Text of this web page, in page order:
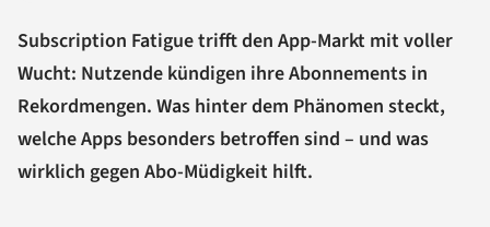
Subscription Fatigue trifft den App-Markt mit voller
Wucht: Nutzende kündigen ihre Abonnements in
Rekordmengen. Was hinter dem Phänomen steckt,
welche Apps besonders betroffen sind – und was
wirklich gegen Abo-Müdigkeit hilft.